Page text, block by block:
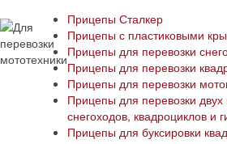
Прицепы Сталкер
Прицепы с пластиковыми
Прицепы для перевозки
Прицепы для перевозки
Прицепы для перевозки
Прицепы для перевозки
снегоходов, квадроциклов и
Прицепы для буксировки